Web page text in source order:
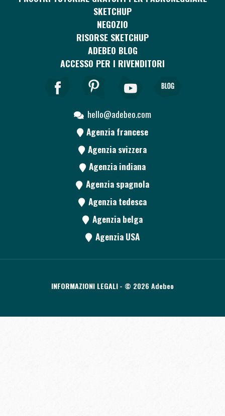
SKETCHUP
NEGOZIO
RISORSE SKETCHUP
ADEBEO BLOG
ACCESSO PER I RIVENDITORI
hello@adebeo.com
Agenzia francese
Agenzia svizzera
Agenzia indiana
Agenzia spagnola
Agenzia tedesca
Agenzia belga
Agenzia USA
INFORMAZIONI LEGALI- © 2026 Adebeo